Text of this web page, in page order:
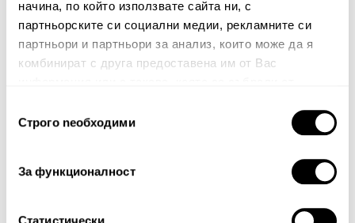
начина, по който използвате сайта ни, с
партньорските си социални медии, рекламните си
партньори и партньори за анализ, които може да я
комбинират с друга предоставена им от Вас
наСтрого nеобходими
За функционалност
Статистически
Абонирайте се сега, за да сте в крак с